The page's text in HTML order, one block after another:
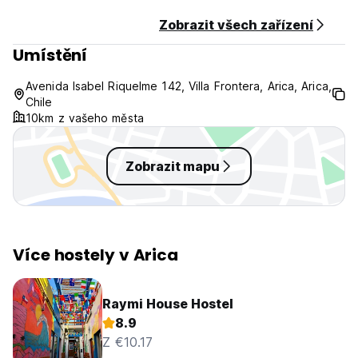
Maximální doba pobytu je 30 dní. (Auto-translated from
Zobrazit všech zařízení
Umístění
Avenida Isabel Riquelme 142, Villa Frontera, Arica, Arica,
Chile
10km z vašeho města
Zobrazit mapu
Více hostely v Arica
Raymi House Hostel
8.9
Z €10.17